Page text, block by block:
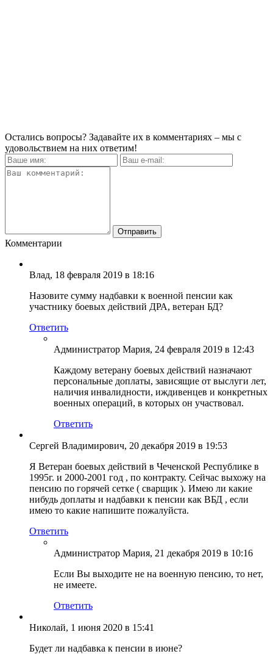
Остались вопросы? Задавайте их в комментариях – мы с
удовольствием на них ответим!
Комментарии
Влад, 18 февраля 2019 в 18:16
Назовите сумму надбавки к военной пенсии как
участнику боевых действий ДРА, ветеран БД?
Ответить
Администратор Мария, 24 февраля 2019 в 12:43
Каждому ветерану боевых действий назначают
персональные доплаты, зависящие от выслуги лет,
наличия инвалидности, иждивенцев и конкретных
военных операций, в которых он участвовал.
Ответить
Сергей Владимирович, 20 декабря 2019 в 19:53
Я Ветеран боевых действий в Чеченской Республике в
1995г. и 2000-2001 год , по контракту. Сейчас выхожу на
пенсию по горячей сетке ( сварщик ). Имею ли какие
нибудь доплаты и надбавки к пенсии как ВБД , если
имею то какие напишите пожалуйста.
Ответить
Администратор Мария, 21 декабря 2019 в 10:16
Если Вы выходите не на военную пенсию, то нет,
не имеете.
Ответить
Николай, 1 июня 2020 в 15:41
Будет ли надбавка к пенсии в июне?